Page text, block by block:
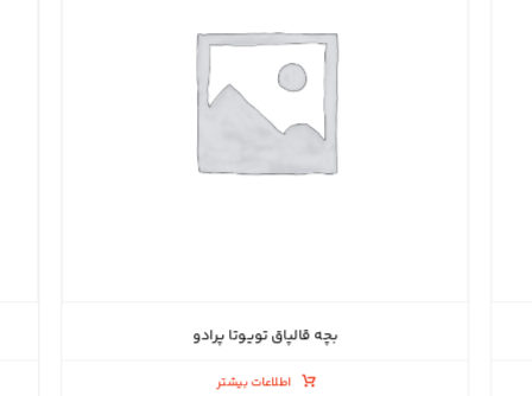
بچه قالپاق تویوتا پرادو
اطلاعات بیشتر